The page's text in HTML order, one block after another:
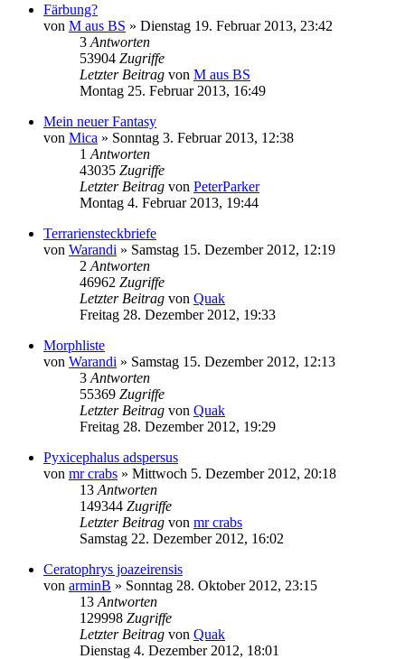
Färbung?
von M aus BS » Dienstag 19. Februar 2013, 23:42
3 Antworten
53904 Zugriffe
Letzter Beitrag von M aus BS
Montag 25. Februar 2013, 16:49
Mein neuer Fantasy
von Mica » Sonntag 3. Februar 2013, 12:38
1 Antworten
43035 Zugriffe
Letzter Beitrag von PeterParker
Montag 4. Februar 2013, 19:44
Terrariensteckbriefe
von Warandi » Samstag 15. Dezember 2012, 12:19
2 Antworten
46962 Zugriffe
Letzter Beitrag von Quak
Freitag 28. Dezember 2012, 19:33
Morphliste
von Warandi » Samstag 15. Dezember 2012, 12:13
3 Antworten
55369 Zugriffe
Letzter Beitrag von Quak
Freitag 28. Dezember 2012, 19:29
Pyxicephalus adspersus
von mr crabs » Mittwoch 5. Dezember 2012, 20:18
13 Antworten
149344 Zugriffe
Letzter Beitrag von mr crabs
Samstag 22. Dezember 2012, 16:02
Ceratophrys joazeirensis
von arminB » Sonntag 28. Oktober 2012, 23:15
13 Antworten
129998 Zugriffe
Letzter Beitrag von Quak
Dienstag 4. Dezember 2012, 18:01